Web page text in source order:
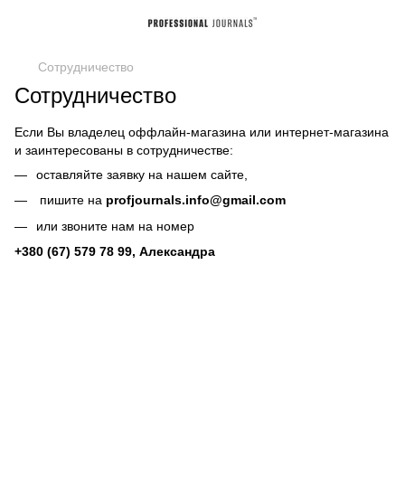
Сотрудничество
Сотрудничество
Если Вы владелец оффлайн-магазина или интернет-магазина
и заинтересованы в сотрудничестве:
оставляйте заявку на нашем сайте,
пишите на profjournals.info@gmail.com
или звоните нам на номер
+380 (67) 579 78 99, Александра